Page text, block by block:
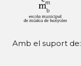
Amb el suport de: